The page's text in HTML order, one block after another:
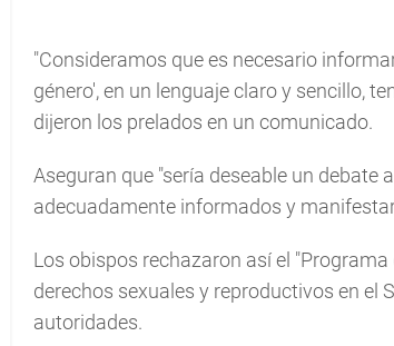
"Consideramos que es necesario
género', en un lenguaje claro y sencillo,
dijeron los prelados en un comunicado.
Aseguran que "sería deseable un
adecuadamente informados y
Los obispos rechazaron así el
derechos sexuales y reproductivos en el
autoridades.